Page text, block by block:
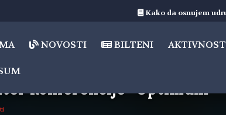
Kako da osnujem
NOVOSTI BILTENI
konferencije “Optimum”